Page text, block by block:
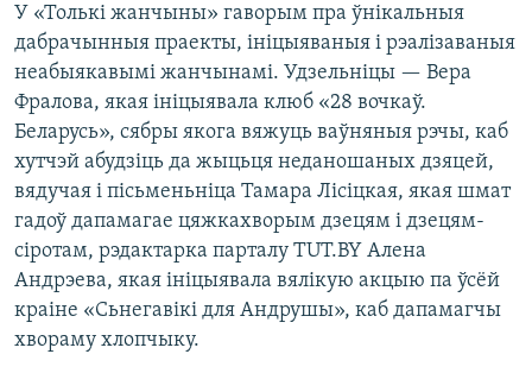
У «Толькі жанчыны» гаворым пра ўнікальныя
дабрачынныя праекты, ініцыяваныя і рэалізаваныя
неабыякавымі жанчынамі. Удзельніцы — Вера
Фралова, якая ініцыявала клюб «28 вочкаў.
Беларусь», сябры якога вяжуць ваўняныя рэчы, каб
хутчэй абудзіць да жыцьця неданошаных дзяцей,
вядучая і пісьменьніца Тамара Лісіцкая, якая шмат
гадоў дапамагае цяжкахворым дзецям і дзецям-
сіротам, рэдактарка парталу TUT.BY Алена
Андрэева, якая ініцыявала вялікую акцыю па ўсёй
краіне «Сьнегавікі для Андрушы», каб дапамагчы
хвораму хлопчыку.